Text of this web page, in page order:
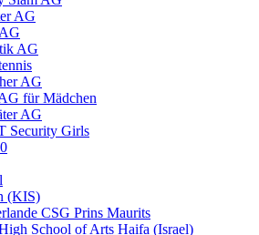
AG
AG
AG
für Mädchen
AG
Security Girls
(KIS)
CSG Prins Maurits
School of Arts Haifa (Israel)